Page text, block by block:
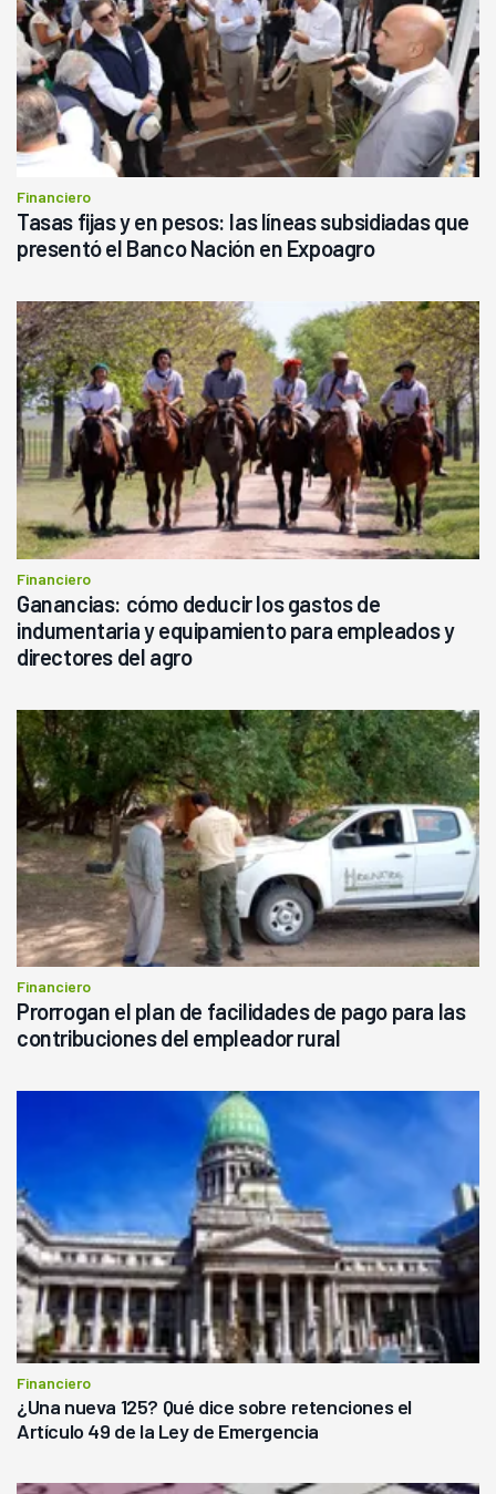
Financiero
Tasas fijas y en pesos: las líneas subsidiadas que
presentó el Banco Nación en Expoagro
Financiero
Ganancias: cómo deducir los gastos de
indumentaria y equipamiento para empleados y
directores del agro
Financiero
Prorrogan el plan de facilidades de pago para las
contribuciones del empleador rural
Financiero
¿Una nueva 125? Qué dice sobre retenciones el
Artículo 49 de la Ley de Emergencia